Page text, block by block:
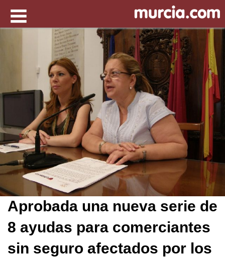
Aprobada una nueva serie de
8 ayudas para comerciantes
sin seguro afectados por los